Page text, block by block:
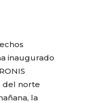
inaugurado
del norte
la